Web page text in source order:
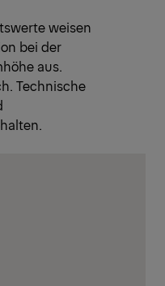
weisen
bei der
aus.
Technische